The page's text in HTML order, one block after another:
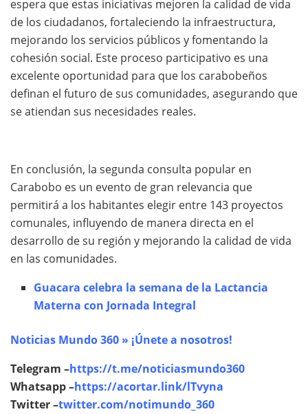
espera que estas iniciativas mejoren la calidad de vida
de los ciudadanos, fortaleciendo la infraestructura,
mejorando los servicios públicos y fomentando la
cohesión social. Este proceso participativo es una
excelente oportunidad para que los carabobeños
definan el futuro de sus comunidades, asegurando que
se atiendan sus necesidades reales.
En conclusión, la segunda consulta popular en
Carabobo es un evento de gran relevancia que
permitirá a los habitantes elegir entre 143 proyectos
comunales, influyendo de manera directa en el
desarrollo de su región y mejorando la calidad de vida
en las comunidades.
Guacara celebra la semana de la Lactancia
Materna con Jornada Integral
Noticias Mundo 360 » ¡Únete a nosotros!
Telegram –https://t.me/noticiasmundo360
Whatsapp –https://acortar.link/lTvyna
Twitter –twitter.com/notimundo_360